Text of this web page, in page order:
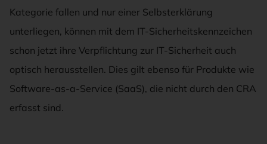
Kategorie fallen und nur einer Selbsterklärung
unterliegen, können mit dem IT-Sicherheitskennzeichen
schon jetzt ihre Verpflichtung zur IT-Sicherheit auch
optisch herausstellen. Dies gilt ebenso für Produkte wie
Software-as-a-Service (SaaS), die nicht durch den CRA
erfasst sind.